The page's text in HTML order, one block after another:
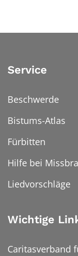
Service
Beschwerde
Bistums-Atlas
Fürbitten
Hilfe bei
Liedvorschläge
Wichtige
Caritasverband